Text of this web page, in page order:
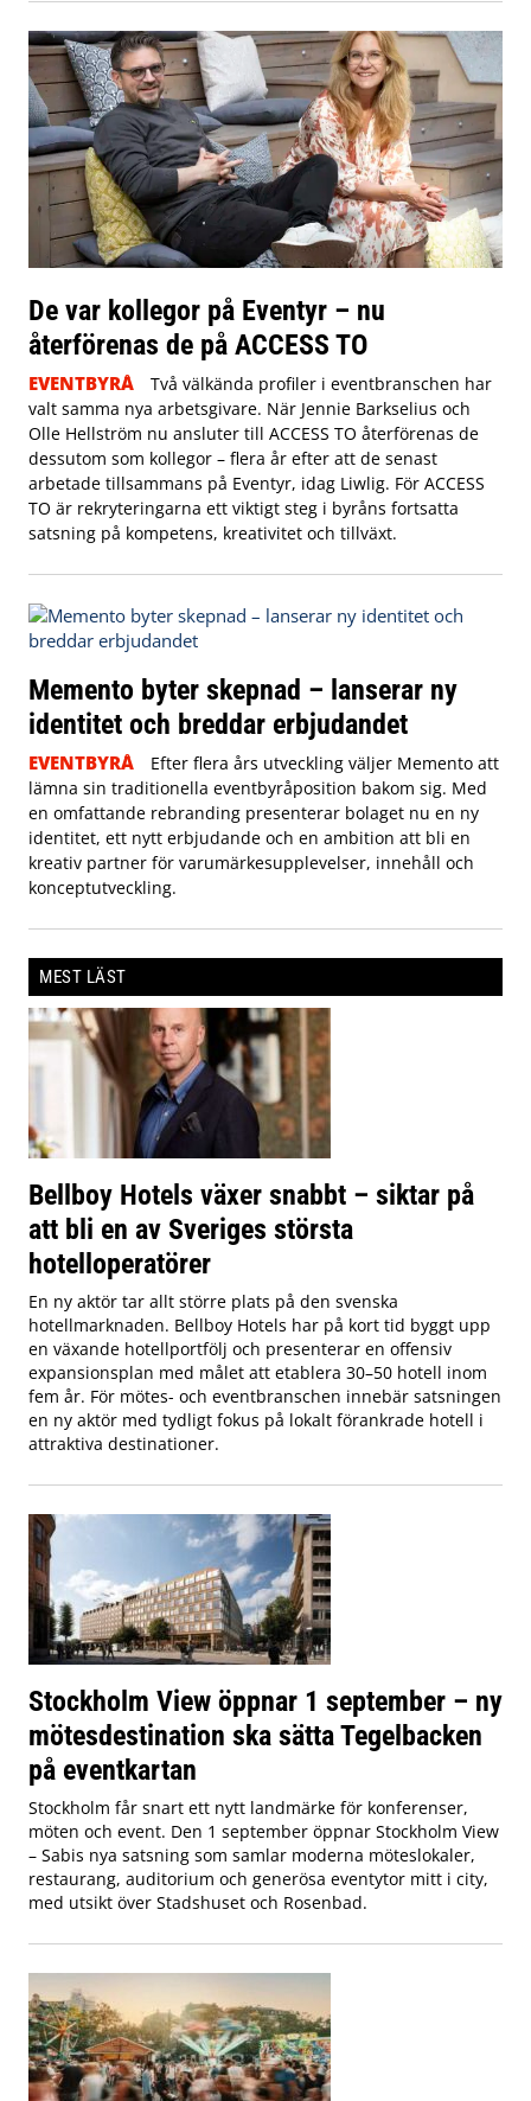
De var kollegor på Eventyr – nu
återförenas de på ACCESS TO
EVENTBYRÅ
Två välkända profiler i eventbranschen har
valt samma nya arbetsgivare. När Jennie Barkselius och
Olle Hellström nu ansluter till ACCESS TO återförenas de
dessutom som kollegor – flera år efter att de senast
arbetade tillsammans på Eventyr, idag Liwlig. För ACCESS
TO är rekryteringarna ett viktigt steg i byråns fortsatta
satsning på kompetens, kreativitet och tillväxt.
Memento byter skepnad – lanserar ny
identitet och breddar erbjudandet
EVENTBYRÅ
Efter flera års utveckling väljer Memento att
lämna sin traditionella eventbyråposition bakom sig. Med
en omfattande rebranding presenterar bolaget nu en ny
identitet, ett nytt erbjudande och en ambition att bli en
kreativ partner för varumärkesupplevelser, innehåll och
konceptutveckling.
MEST LÄST
Bellboy Hotels växer snabbt – siktar på
att bli en av Sveriges största
hotelloperatörer
En ny aktör tar allt större plats på den svenska
hotellmarknaden. Bellboy Hotels har på kort tid byggt upp
en växande hotellportfölj och presenterar en offensiv
expansionsplan med målet att etablera 30–50 hotell inom
fem år. För mötes- och eventbranschen innebär satsningen
en ny aktör med tydligt fokus på lokalt förankrade hotell i
attraktiva destinationer.
Stockholm View öppnar 1 september – ny
mötesdestination ska sätta Tegelbacken
på eventkartan
Stockholm får snart ett nytt landmärke för konferenser,
möten och event. Den 1 september öppnar Stockholm View
– Sabis nya satsning som samlar moderna möteslokaler,
restaurang, auditorium och generösa eventytor mitt i city,
med utsikt över Stadshuset och Rosenbad.